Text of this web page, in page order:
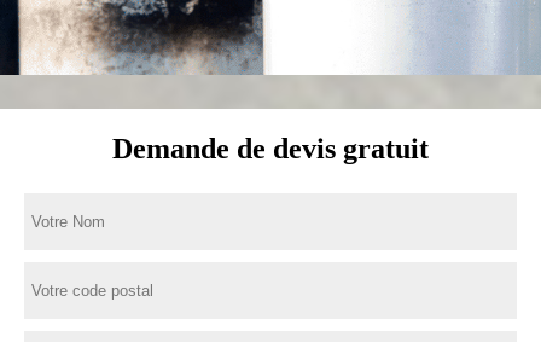
Demande de devis gratuit